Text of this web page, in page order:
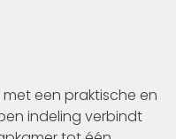
een praktische en
indeling verbindt